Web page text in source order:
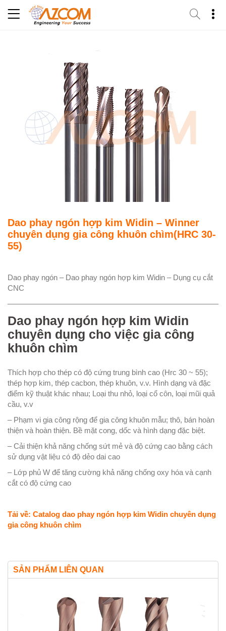
Dao phay ngón hợp kim Widin – Winner
chuyên dụng gia công khuôn chìm(HRC 30-
55)
Dao phay ngón – Dao phay ngón hợp kim Widin – Dụng cụ cắt
CNC
Dao phay ngón hợp kim Widin
chuyên dụng cho việc gia công
khuôn chìm
Thích hợp cho thép có độ cứng trung bình cao (Hrc 30 ~ 55);
thép hợp kim, thép cacbon, thép khuôn, v.v. Hình dạng và đặc
điểm kỹ thuật khác nhau; Loại thu nhỏ, loại cổ côn, loại mũi quả
cầu, v.v
– Phạm vi gia công rộng để gia công khuôn mẫu; thô, bán hoàn
thiện và hoàn thiện. Bề mặt cong, dốc và hình dạng đặc biệt.
– Cải thiện khả năng chống sứt mẻ và độ cứng cao bằng cách
sử dụng vật liệu có độ dẻo dai cao
– Lớp phủ W để tăng cường khả năng chống oxy hóa và cạnh
cắt có độ cứng cao
Tải về: Catalog dao phay ngón hợp kim Widin chuyên dụng
gia công khuôn chìm
SẢN PHẨM LIÊN QUAN